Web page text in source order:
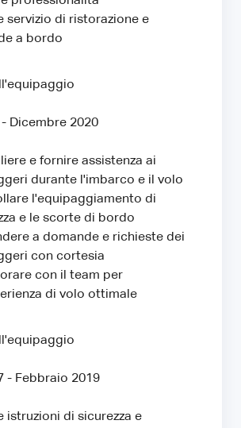
servizio di ristorazione e
a bordo
Dicembre 2020
e fornire assistenza ai
durante l'imbarco e il volo
l'equipaggiamento di
e le scorte di bordo
a domande e richieste dei
con cortesia
con il team per
di volo ottimale
- Febbraio 2019
istruzioni di sicurezza e